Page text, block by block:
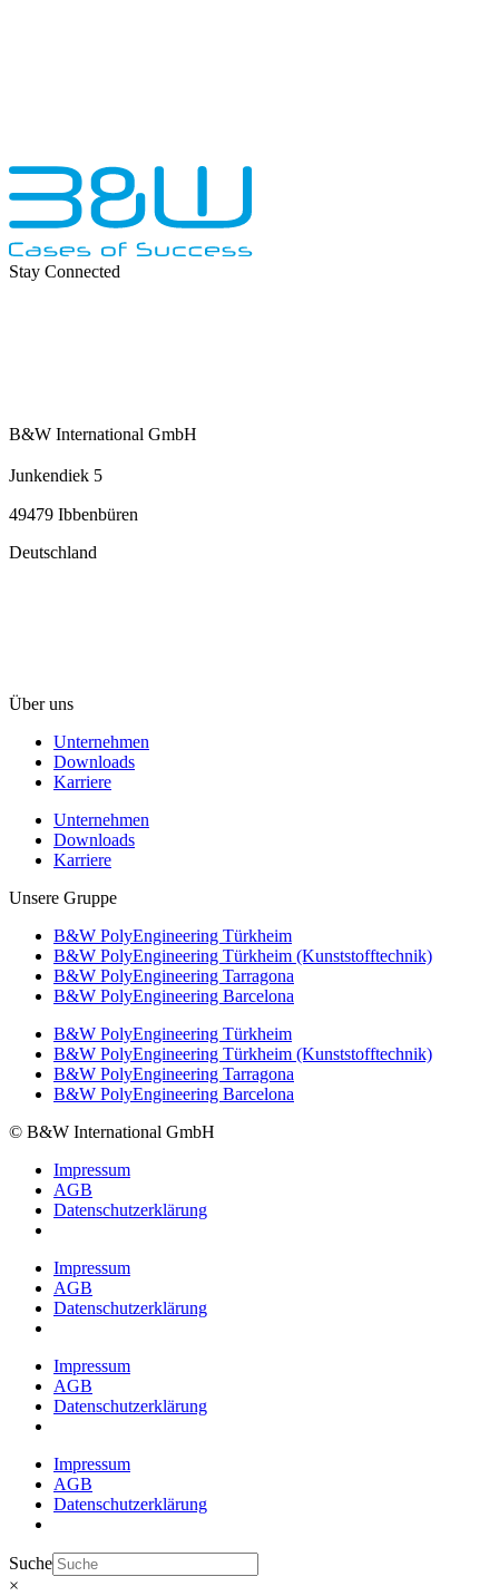
Stay Connected
B&W International GmbH
Junkendiek 5
49479 Ibbenbüren
Deutschland
Über uns
Unternehmen
Downloads
Karriere
Unternehmen
Downloads
Karriere
Unsere Gruppe
B&W PolyEngineering Türkheim
B&W PolyEngineering Türkheim (Kunststofftechnik)
B&W PolyEngineering Tarragona
B&W PolyEngineering Barcelona
B&W PolyEngineering Türkheim
B&W PolyEngineering Türkheim (Kunststofftechnik)
B&W PolyEngineering Tarragona
B&W PolyEngineering Barcelona
© B&W International GmbH
Impressum
AGB
Datenschutzerklärung
Impressum
AGB
Datenschutzerklärung
Impressum
AGB
Datenschutzerklärung
Impressum
AGB
Datenschutzerklärung
Suche
×